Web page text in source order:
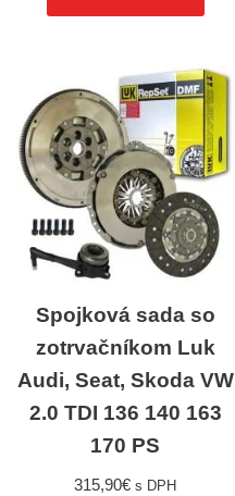
Spojková sada so
zotrvačníkom Luk
Audi, Seat, Skoda VW
2.0 TDI 136 140 163
170 PS
315,90€ s DPH